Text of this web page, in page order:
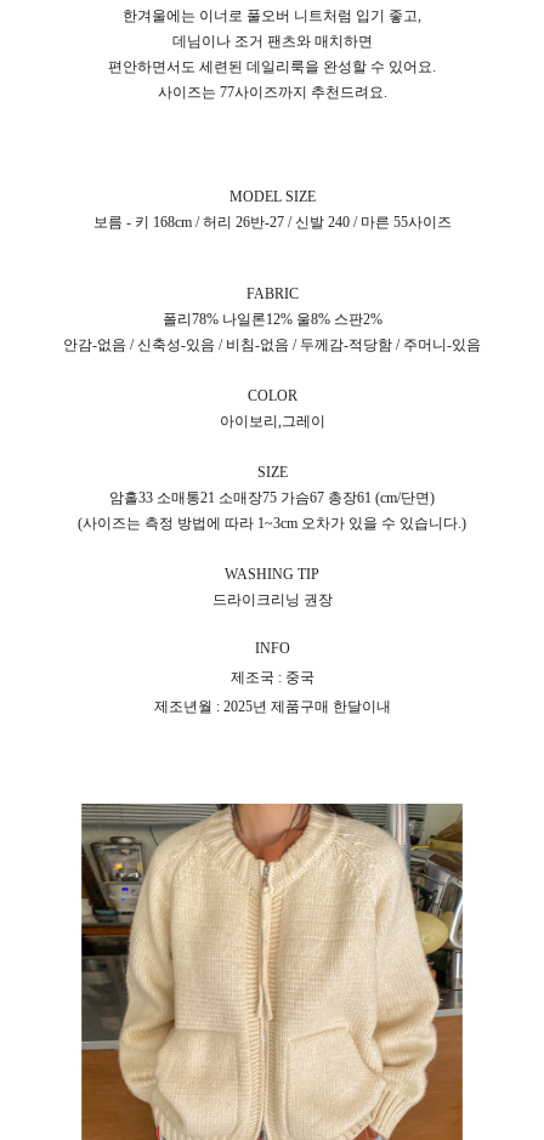
한겨울에는 이너로 풀오버 니트처럼 입기 좋고,
데님이나 조거 팬츠와 매치하면
편안하면서도 세련된 데일리룩을 완성할 수 있어요.
사이즈는 77사이즈까지 추천드려요.
MODEL SIZE
보름 - 키 168cm / 허리 26반-27 / 신발 240 / 마른 55사이즈
FABRIC
폴리78% 나일론12% 울8% 스판2%
안감-없음 / 신축성-있음 / 비침-없음 / 두께감-적당함 / 주머니-있음
COLOR
아이보리,그레이
SIZE
암홀33 소매통21 소매장75 가슴67 총장61 (cm/단면)
(사이즈는 측정 방법에 따라 1~3cm 오차가 있을 수 있습니다.)
WASHING TIP
드라이크리닝 권장
INFO
제조국 : 중국
제조년월 : 2025년 제품구매 한달이내